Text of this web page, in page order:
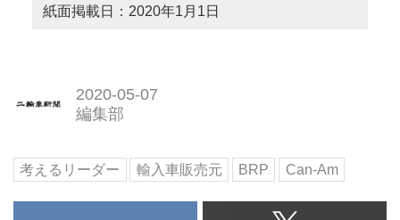
紙面掲載日：2020年1月1日
2020-05-07
編集部
考えるリーダー 輸入車販売元 BRP Can-Am